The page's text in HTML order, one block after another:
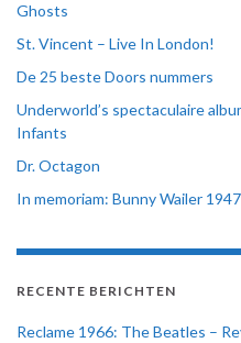
Ghosts
St. Vincent – Live In London!
De 25 beste Doors nummers
Underworld’s spectaculaire
Infants
Dr. Octagon
In memoriam: Bunny Wailer
RECENTE BERICHTEN
Reclame 1966: The Beatles –